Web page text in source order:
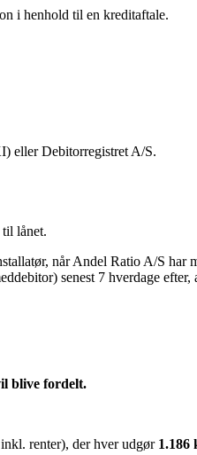
i henhold til en kreditaftale.
du;
eller Debitorregistret A/S.
lånet.
når Andel Ratio A/S
senest 7 hverdage
blive fordelt.
renter), der hver udgør 1.186